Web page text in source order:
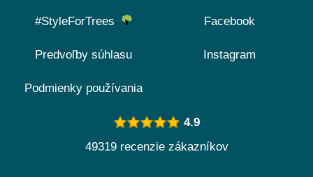
#StyleForTrees
Predvoľby súhlasu
Podmienky používania
Facebook
Instagram
4.9
49319 recenzie zákazníkov